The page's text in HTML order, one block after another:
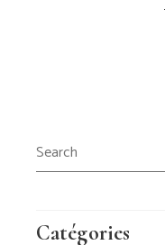
Search
for:
Catégories